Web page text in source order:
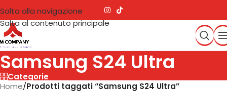
Salta alla navigazione
Salta al contenuto principale
Samsung S24 Ultra
Categorie
Home/Prodotti taggati “Samsung S24 Ultra”